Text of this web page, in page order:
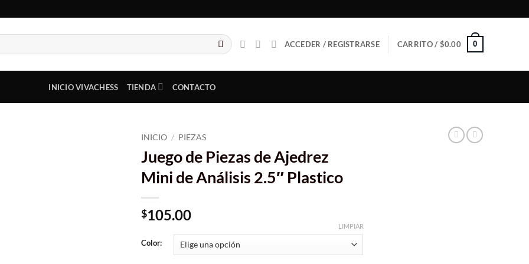
ACCEDER / REGISTRARSE CARRITO / $0.00 0
INICIO VIVACHESS TIENDA CONTACTO
INICIO / PIEZAS
Juego de Piezas de Ajedrez
Mini de Análisis 2.5″ Plastico
$105.00
Color:
LIMPIAR